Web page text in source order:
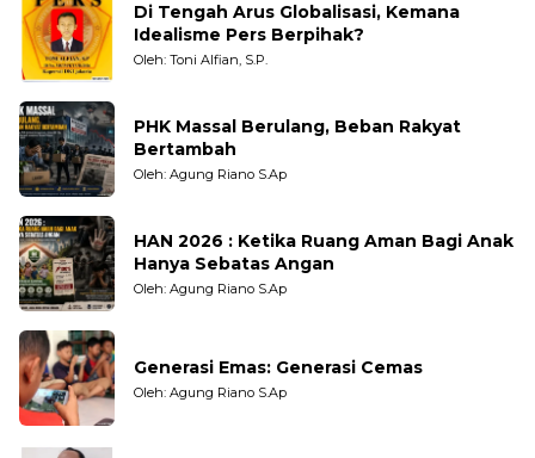
Di Tengah Arus Globalisasi, Kemana
Idealisme Pers Berpihak?
Oleh: Toni Alfian, S.P.
PHK Massal Berulang, Beban Rakyat
Bertambah
Oleh: Agung Riano S.Ap
HAN 2026 : Ketika Ruang Aman Bagi Anak
Hanya Sebatas Angan
Oleh: Agung Riano S.Ap
Generasi Emas: Generasi Cemas
Oleh: Agung Riano S.Ap